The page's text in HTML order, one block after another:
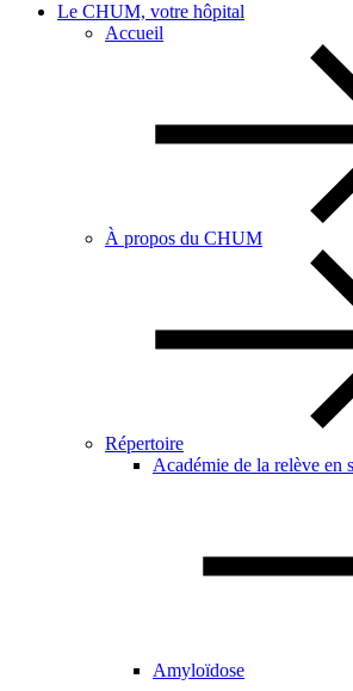
Le CHUM, votre hôpital
Accueil
À propos du CHUM
Répertoire
Académie de la relève en
Amyloïdose